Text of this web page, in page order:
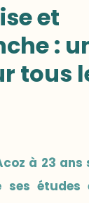
et
:
tous
à 23 ans
études